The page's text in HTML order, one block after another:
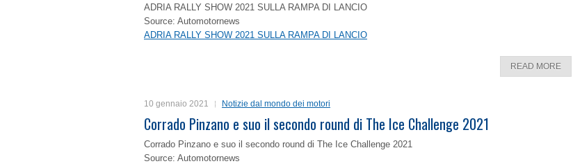
ADRIA RALLY SHOW 2021 SULLA RAMPA DI LANCIO
Source: Automotornews
ADRIA RALLY SHOW 2021 SULLA RAMPA DI LANCIO
READ MORE
10 gennaio 2021 Notizie dal mondo dei motori
Corrado Pinzano e suo il secondo round di The Ice Challenge 2021
Corrado Pinzano e suo il secondo round di The Ice Challenge 2021
Source: Automotornews